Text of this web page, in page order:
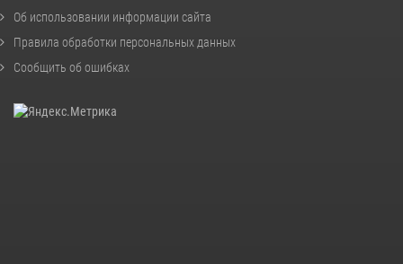
Об использовании информации сайта
Правила обработки персональных данных
Сообщить об ошибках